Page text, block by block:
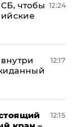
чтобы 12:24
12:17
12:15